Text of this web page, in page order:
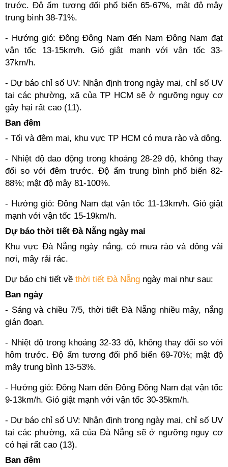
trước. Độ ẩm tương đối phổ biến 65-67%, mật độ mây
trung bình 38-71%.
- Hướng gió: Đông Đông Nam đến Nam Đông Nam đạt
vận tốc 13-15km/h. Gió giật mạnh với vận tốc 33-
37km/h.
- Dự báo chỉ số UV: Nhận định trong ngày mai, chỉ số UV
tại các phường, xã của TP HCM sẽ ở ngưỡng nguy cơ
gây hại rất cao (11).
Ban đêm
- Tối và đêm mai, khu vực TP HCM có mưa rào và dông.
- Nhiệt độ dao động trong khoảng 28-29 độ, không thay
đổi so với đêm trước. Độ ẩm trung bình phổ biến 82-
88%; mật độ mây 81-100%.
- Hướng gió: Đông Nam đạt vận tốc 11-13km/h. Gió giật
mạnh với vận tốc 15-19km/h.
Dự báo thời tiết Đà Nẵng ngày mai
Khu vực Đà Nẵng ngày nắng, có mưa rào và dông vài
nơi, mây rải rác.
Dự báo chi tiết về thời tiết Đà Nẵng ngày mai như sau:
Ban ngày
- Sáng và chiều 7/5, thời tiết Đà Nẵng nhiều mây, nắng
gián đoạn.
- Nhiệt độ trong khoảng 32-33 độ, không thay đổi so với
hôm trước. Độ ẩm tương đối phổ biến 69-70%; mật độ
mây trung bình 13-53%.
- Hướng gió: Đông Nam đến Đông Đông Nam đạt vận tốc
9-13km/h. Gió giật mạnh với vận tốc 30-35km/h.
- Dự báo chỉ số UV: Nhận định trong ngày mai, chỉ số UV
tại các phường, xã của Đà Nẵng sẽ ở ngưỡng nguy cơ
có hại rất cao (13).
Ban đêm